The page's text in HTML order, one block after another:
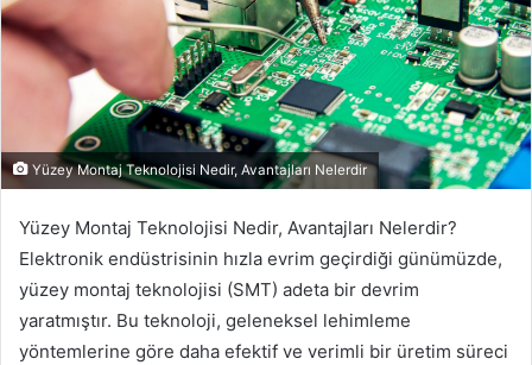
Yüzey Montaj Teknolojisi Nedir, Avantajları Nelerdir
Yüzey Montaj Teknolojisi Nedir, Avantajları Nelerdir?
Elektronik endüstrisinin hızla evrim geçirdiği günümüzde,
yüzey montaj teknolojisi (SMT) adeta bir devrim
yaratmıştır. Bu teknoloji, geleneksel lehimleme
yöntemlerine göre daha efektif ve verimli bir üretim süreci